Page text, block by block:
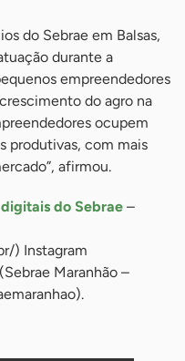
do Sebrae em Balsas,
durante a
empreendedores
do agro na
ocupem
produtivas, com mais
afirmou.
do Sebrae –
) Instagram
Maranhão –